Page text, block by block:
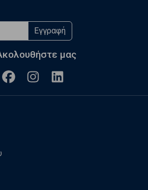
Εγγραφή
μας